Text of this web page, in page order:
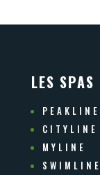
LES SPAS
PEAKLINE
CITYLINE
MYLINE
SWIMLINE